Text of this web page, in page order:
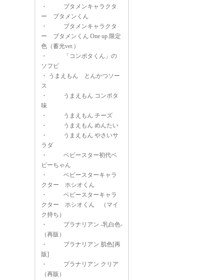
・
ブタメンキャラクタ
ー ブタメンくん
・
ブタメンキャラクタ
ー ブタメンくん One up.限定
色（蓄光ver.）
・
「コンポタくん」の
ソフビ
・
うまえもん とんかつソー
ス
・
うまえもん コンポタ
味
・
うまえもん チーズ
・
うまえもん めんたい
・
うまえもん やさいサ
ラダ
・
ベビースター初代ベ
ビーちゃん
・
ベビースターキャラ
クター ホシオくん
・
ベビースターキャラ
クター ホシオくん （マイ
ク持ち）
・
プラナリアン -乳白色-
（再販）
・
プラナリアン 肌色[再
販]
・
プラナリアン クリア
（再販）